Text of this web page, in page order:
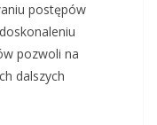
postępów
pozwoli na
dalszych